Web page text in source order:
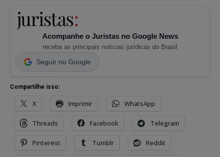
Acompanhe o Juristas no Google News
receba as principais notícias jurídicas do Brasil
Seguir no Google
Compartilhe isso:
X Imprimir WhatsApp
Threads Facebook Telegram
Pinterest Tumblr Reddit